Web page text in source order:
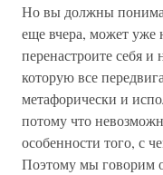
Но вы должны
еще вчера, может уже
перенастроите себя и
которую все
метафорически и
потому что
особенности того, с
Поэтому мы говорим